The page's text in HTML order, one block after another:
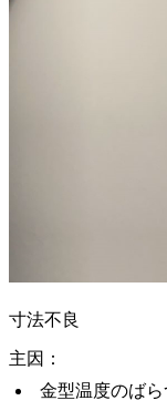
寸法不良
主因：
金型温度のばら